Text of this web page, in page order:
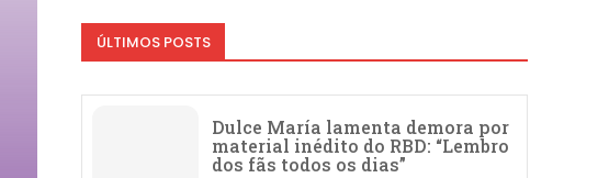
ÚLTIMOS POSTS
Dulce María lamenta demora por
material inédito do RBD: “Lembro
dos fãs todos os dias”